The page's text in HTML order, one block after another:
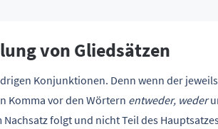
von Gliedsätzen
Konjunktionen. Denn wenn der
Komma vor den Wörtern entweder, weder
folgt und nicht Teil des